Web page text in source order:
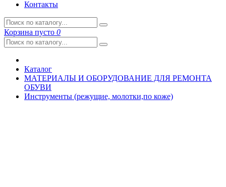
Контакты
Корзина пусто 0
Каталог
МАТЕРИАЛЫ И ОБОРУДОВАНИЕ ДЛЯ РЕМОНТА
ОБУВИ
Инструменты (режущие, молотки,по коже)